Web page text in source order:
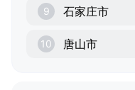
9 石家庄市
10 唐山市